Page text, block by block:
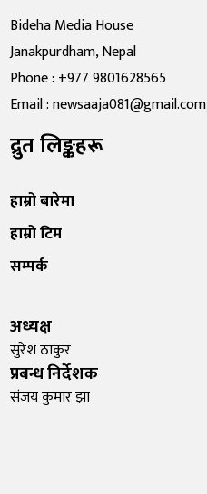
Bideha Media House
Janakpurdham, Nepal
Phone : +977 9801628565
Email : newsaaja081@gmail.com
द्रुत लिङ्कहरू
हाम्रो बारेमा
हाम्रो टिम
सम्पर्क
अध्यक्ष
सुरेश ठाकुर
प्रबन्ध निर्देशक
संजय कुमार झा